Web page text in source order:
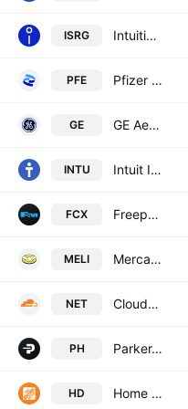
ISRG Intuitive Surgical, Inc.
PFE Pfizer Inc.
GE GE Aerospace
INTU Intuit Inc.
FCX Freeport-McMoRan, Inc.
MELI MercadoLibre, Inc.
NET Cloudflare Inc Class A
PH Parker-Hannifin Corporation
HD Home Depot, Inc.